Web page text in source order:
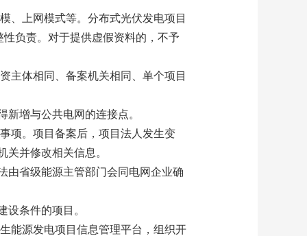
、上网模式等。分布式光伏发电项目
负责。对于提供虚假资料的，不予
主体相同、备案机关相同、单个项目
增与公共电网的连接点。
项。项目备案后，项目法人发生变
并修改相关信息。
由省级能源主管部门会同电网企业确
条件的项目。
能源发电项目信息管理平台，组织开